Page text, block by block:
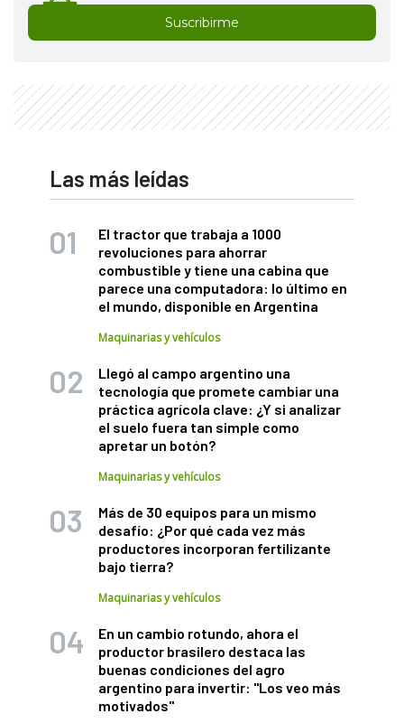
Suscribirme
Las más leídas
El tractor que trabaja a 1000
revoluciones para ahorrar
combustible y tiene una cabina que
parece una computadora: lo último en
el mundo, disponible en Argentina
Maquinarias y vehículos
Llegó al campo argentino una
tecnología que promete cambiar una
práctica agrícola clave: ¿Y si analizar
el suelo fuera tan simple como
apretar un botón?
Maquinarias y vehículos
Más de 30 equipos para un mismo
desafío: ¿Por qué cada vez más
productores incorporan fertilizante
bajo tierra?
Maquinarias y vehículos
En un cambio rotundo, ahora el
productor brasilero destaca las
buenas condiciones del agro
argentino para invertir: "Los veo más
motivados"